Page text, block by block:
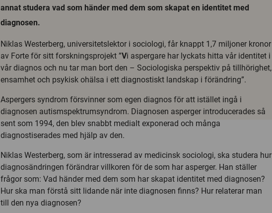
annat studera vad som händer med dem som skapat en identitet med
diagnosen.
Niklas Westerberg, universitetslektor i sociologi, får knappt 1,7 miljoner kronor
av Forte för sitt forskningsprojekt ”Vi aspergare har lyckats hitta vår identitet i
vår diagnos och nu tar man bort den – Sociologiska perspektiv på tillhörighet,
ensamhet och psykisk ohälsa i ett diagnostiskt landskap i förändring”.
Aspergers syndrom försvinner som egen diagnos för att istället ingå i
diagnosen autismspektrumsyndrom. Diagnosen asperger introducerades så
sent som 1994, den blev snabbt medialt exponerad och många
diagnostiserades med hjälp av den.
Niklas Westerberg, som är intresserad av medicinsk sociologi, ska studera hur
diagnosändringen förändrar villkoren för de som har asperger. Han ställer
frågor som: Vad händer med dem som har skapat identitet med diagnosen?
Hur ska man förstå sitt lidande när inte diagnosen finns? Hur relaterar man
till den nya diagnosen?